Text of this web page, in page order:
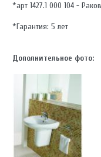
*арт 1427.1 000 104 -
*Гарантия: 5 лет
Дополнительное фото: